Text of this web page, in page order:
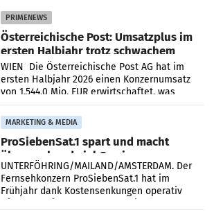
PRIMENEWS
Österreichische Post: Umsatzplus im
ersten Halbjahr trotz schwachem
Briefgeschäft
WIEN Die Österreichische Post AG hat im
ersten Halbjahr 2026 einen Konzernumsatz
von 1.544,0 Mio. EUR erwirtschaftet, was
einem Plus von 3,8 Prozent gegenüber dem
Vergleichszeitraum
MARKETING & MEDIA
ProSiebenSat.1 spart und macht
überraschend viel Gewinn
UNTERFÖHRING/MAILAND/AMSTERDAM. Der
Fernsehkonzern ProSiebenSat.1 hat im
Frühjahr dank Kostensenkungen operativ